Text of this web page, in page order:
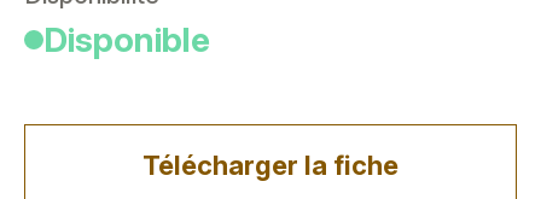
Disponible
Télécharger la fiche